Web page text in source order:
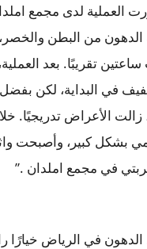
العملية لدى مجمع
الدهون من البطن
تقريبًا. بعد
في البداية، لكن بفضل
كبير، وأصبحت
في مجمع املدان .”
في الرياض خيارًا